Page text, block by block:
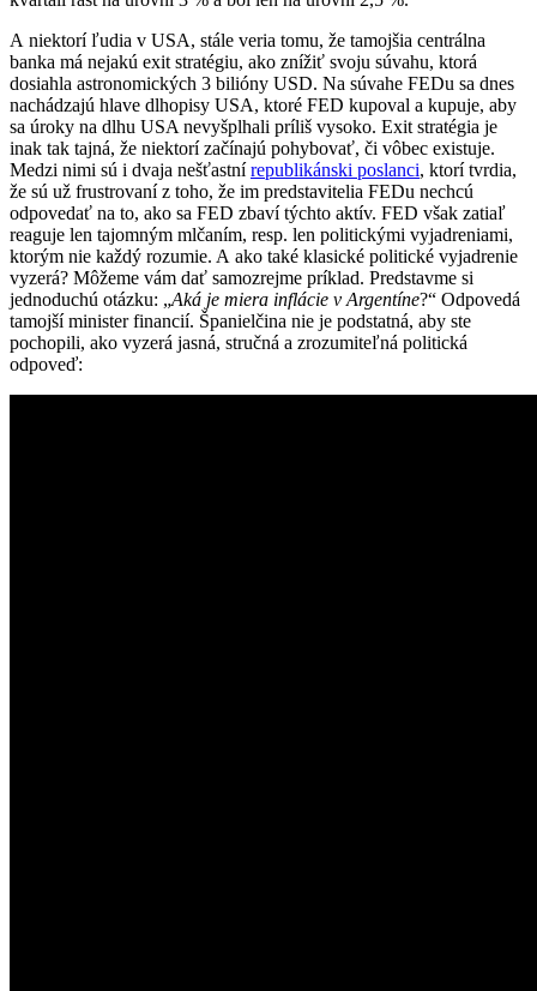
A niektorí ľudia v USA, stále veria tomu, že tamojšia centrálna
banka má nejakú exit stratégiu, ako znížiť svoju súvahu, ktorá
dosiahla astronomických 3 bilióny USD. Na súvahe FEDu sa dnes
nachádzajú hlave dlhopisy USA, ktoré FED kupoval a kupuje, aby
sa úroky na dlhu USA nevyšplhali príliš vysoko. Exit stratégia je
inak tak tajná, že niektorí začínajú pohybovať, či vôbec existuje.
Medzi nimi sú i dvaja nešťastnírepublikánski poslanci, ktorí tvrdia,
že sú už frustrovaní z toho, že im predstavitelia FEDu nechcú
odpovedať na to, ako sa FED zbaví týchto aktív. FED však zatiaľ
reaguje len tajomným mlčaním, resp. len politickými vyjadreniami,
ktorým nie každý rozumie. A ako také klasické politické vyjadrenie
vyzerá? Môžeme vám dať samozrejme príklad. Predstavme si
jednoduchú otázku: „Aká je miera inflácie v Argentíne?“ Odpovedá
tamojší minister financií. Španielčina nie je podstatná, aby ste
pochopili, ako vyzerá jasná, stručná a zrozumiteľná politická
odpoveď: